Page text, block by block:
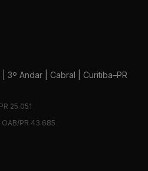
3º Andar | Cabral | Curitiba–PR
25.051
PR 43.685